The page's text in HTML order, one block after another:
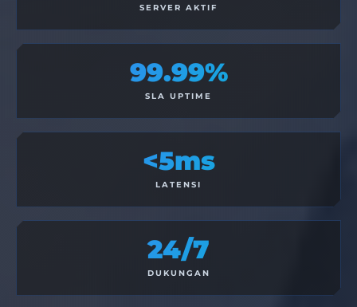
SERVER AKTIF
99.99%
SLA UPTIME
<5ms
LATENSI
24/7
DUKUNGAN